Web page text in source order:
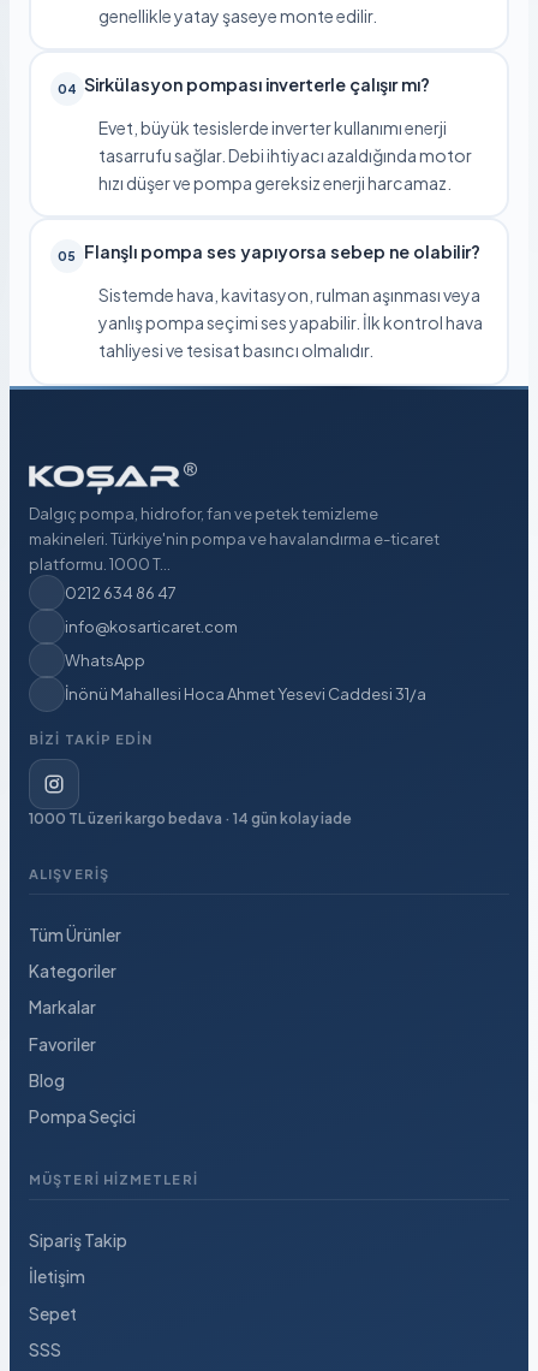
genellikle yatay şaseye monte edilir.
04 Sirkülasyon pompası inverterle çalışır mı?
Evet, büyük tesislerde inverter kullanımı enerji
tasarrufu sağlar. Debi ihtiyacı azaldığında motor
hızı düşer ve pompa gereksiz enerji harcamaz.
05 Flanşlı pompa ses yapıyorsa sebep ne olabilir?
Sistemde hava, kavitasyon, rulman aşınması veya
yanlış pompa seçimi ses yapabilir. İlk kontrol hava
tahliyesi ve tesisat basıncı olmalıdır.
Dalgıç pompa, hidrofor, fan ve petek temizleme
makineleri. Türkiye'nin pompa ve havalandırma e-ticaret
platformu. 1000 T...
0212 634 86 47
info@kosarticaret.com
WhatsApp
İnönü Mahallesi Hoca Ahmet Yesevi Caddesi 31/a
BIZI TAKIP EDIN
1000 TL üzeri kargo bedava · 14 gün kolay iade
ALIŞVERIŞ
Tüm Ürünler
Kategoriler
Markalar
Favoriler
Blog
Pompa Seçici
MÜŞTERI HIZMETLERI
Sipariş Takip
İletişim
Sepet
SSS